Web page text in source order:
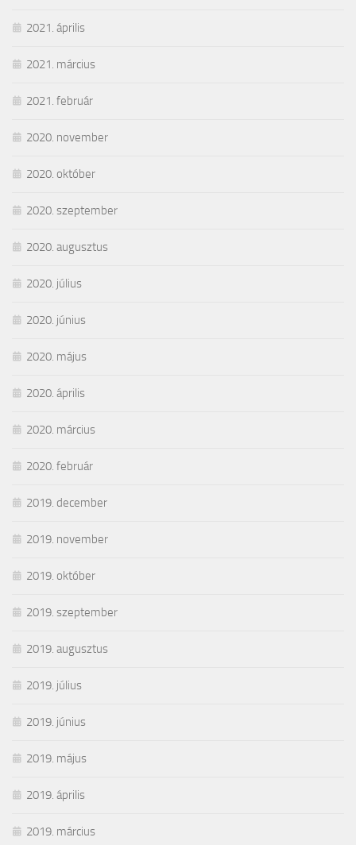
2021. április
2021. március
2021. február
2020. november
2020. október
2020. szeptember
2020. augusztus
2020. július
2020. június
2020. május
2020. április
2020. március
2020. február
2019. december
2019. november
2019. október
2019. szeptember
2019. augusztus
2019. július
2019. június
2019. május
2019. április
2019. március